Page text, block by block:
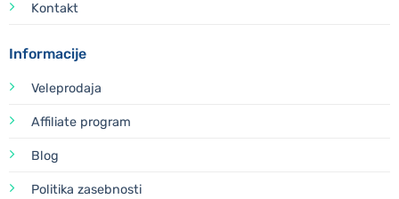
Kontakt
Informacije
Veleprodaja
Affiliate program
Blog
Politika zasebnosti